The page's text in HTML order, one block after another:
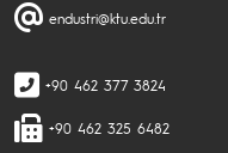
endustri@ktu.edu.tr
+90 462 377 3824
+90 462 325 6482